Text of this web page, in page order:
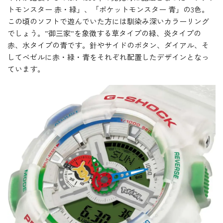
トモンスター 赤・緑」、「ポケットモンスター 青」の3色。
この頃のソフトで遊んでいた方には馴染み深いカラーリング
でしょう。”御三家”を象徴する草タイプの緑、炎タイプの
赤、水タイプの青です。針やサイドのボタン、ダイアル、そ
してベゼルに赤・緑・青をそれぞれ配置したデザインとなっ
ています。